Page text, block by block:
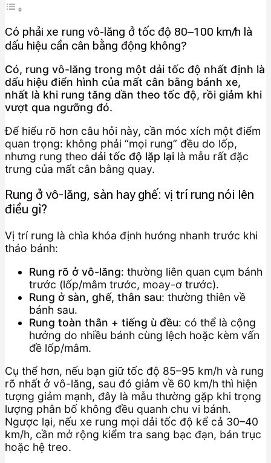
Có phải xe rung vô-lăng ở tốc độ 80–100 km/h là
dấu hiệu cần cân bằng động không?
Có, rung vô-lăng trong một dải tốc độ nhất định là
dấu hiệu điển hình của mất cân bằng bánh xe,
nhất là khi rung tăng dần theo tốc độ, rồi giảm khi
vượt qua ngưỡng đó.
Để hiểu rõ hơn câu hỏi này, cần móc xích một điểm
quan trọng: không phải “mọi rung” đều do lốp,
nhưng rung theo dải tốc độ lặp lại là mẫu rất đặc
trưng của mất cân bằng quay.
Rung ở vô-lăng, sàn hay ghế: vị trí rung nói lên
điều gì?
Vị trí rung là chìa khóa định hướng nhanh trước khi
tháo bánh:
Rung rõ ở vô-lăng: thường liên quan cụm bánh
trước (lốp/mâm trước, moay-ơ trước).
Rung ở sàn, ghế, thân sau: thường thiên về
bánh sau.
Rung toàn thân + tiếng ù đều: có thể là cộng
hưởng do nhiều bánh cùng lệch hoặc kèm vấn
đề lốp/mâm.
Cụ thể hơn, nếu bạn giữ tốc độ 85–95 km/h và rung
rõ nhất ở vô-lăng, sau đó giảm về 60 km/h thì hiện
tượng giảm mạnh, đây là mẫu thường gặp khi trọng
lượng phân bố không đều quanh chu vi bánh.
Ngược lại, nếu xe rung mọi dải tốc độ kể cả 30–40
km/h, cần mở rộng kiểm tra sang bạc đạn, bán trục
hoặc hệ treo.